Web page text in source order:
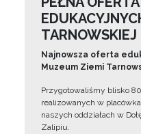
TARNOWSKIEJ
Najnowsza oferta
Muzeum Ziemi
Przygotowaliśmy blisko
realizowanych w
naszych oddziałach w
Zalipiu.